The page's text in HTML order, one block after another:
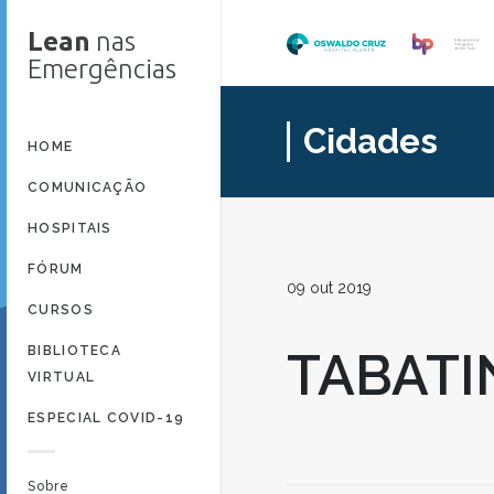
Lean nas
Emergências
HOME
COMUNICAÇÃO
HOSPITAIS
FÓRUM
CURSOS
BIBLIOTECA
VIRTUAL
ESPECIAL COVID-19
Sobre
Cidades
09 out 2019